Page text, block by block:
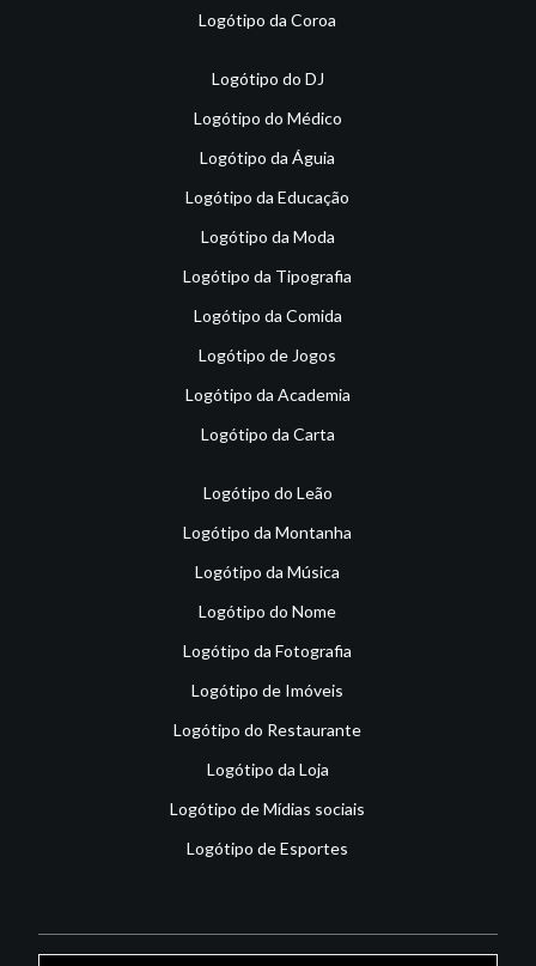
Logótipo da Coroa
Logótipo do DJ
Logótipo do Médico
Logótipo da Águia
Logótipo da Educação
Logótipo da Moda
Logótipo da Tipografia
Logótipo da Comida
Logótipo de Jogos
Logótipo da Academia
Logótipo da Carta
Logótipo do Leão
Logótipo da Montanha
Logótipo da Música
Logótipo do Nome
Logótipo da Fotografia
Logótipo de Imóveis
Logótipo do Restaurante
Logótipo da Loja
Logótipo de Mídias sociais
Logótipo de Esportes